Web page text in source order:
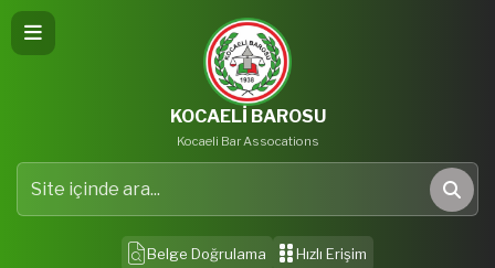
KOCAELİ BAROSU
Kocaeli Bar Assocations
Site içinde ara
Ara
Belge Doğrulama Hızlı Erişim